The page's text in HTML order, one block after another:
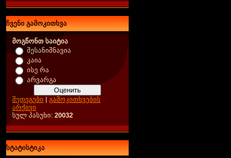
ჩვენი გამოკითხვა
მოგწონთ საიტია
შესანიშნავია
კაია
ისე რა
არვარგა
შედეგები | გამოკითხვების
არქივი
სულ პასუხი: 20032
სტატისტიკა